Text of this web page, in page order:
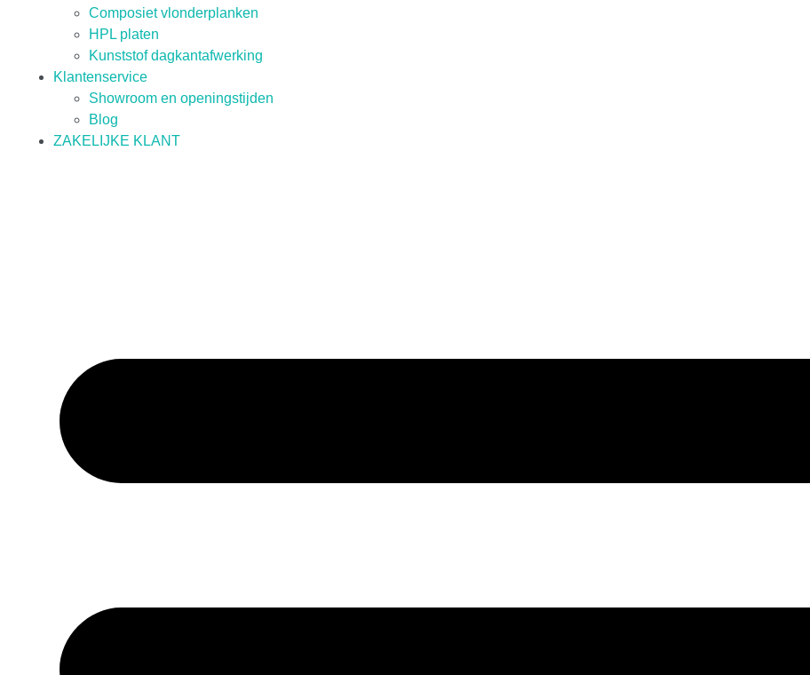
Composiet vlonderplanken
HPL platen
Kunststof dagkantafwerking
Klantenservice
Showroom en openingstijden
Blog
ZAKELIJKE KLANT